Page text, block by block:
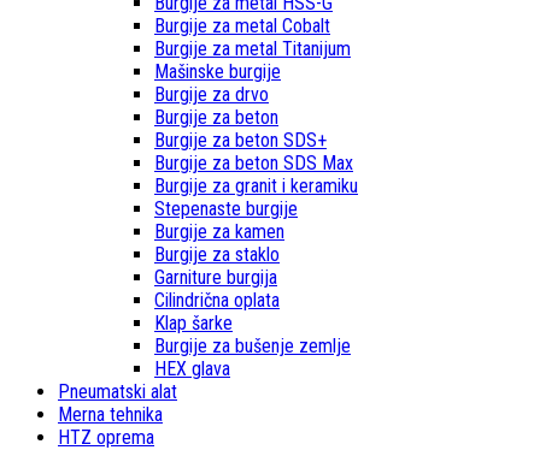
Burgije za metal Cobalt
Burgije za metal Titanijum
Mašinske burgije
Burgije za drvo
Burgije za beton
Burgije za beton SDS+
Burgije za beton SDS Max
Burgije za granit i keramiku
Stepenaste burgije
Burgije za kamen
Burgije za staklo
Garniture burgija
Cilindrična oplata
Klap šarke
Burgije za bušenje zemlje
HEX glava
Pneumatski alat
Merna tehnika
HTZ oprema